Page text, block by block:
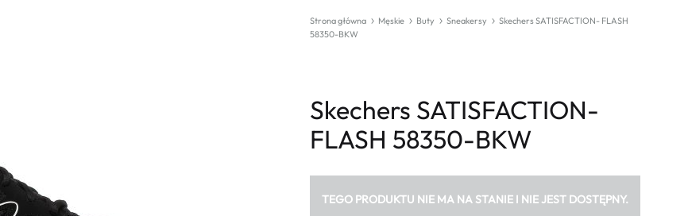
Strona główna Męskie Buty Sneakersy
Skechers SATISFACTION- FLASH
58350-BKW
Skechers SATISFACTION-
FLASH 58350-BKW
TEGO PRODUKTU NIE MA NA STANIE I NIE JEST DOSTĘPNY.